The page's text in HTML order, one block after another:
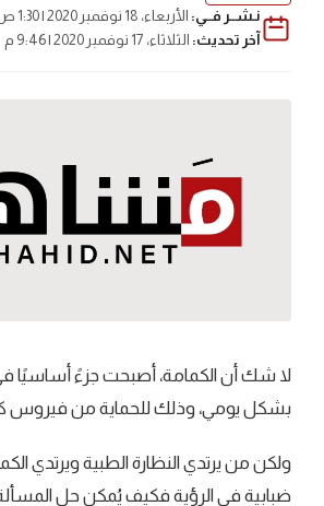
نـشــر فــي: الأربعاء، 18 نوفمبر 2020 | 1:30 ص
آخر تحديث: الثلاثاء، 17 نوفمبر 2020 | 9:46 م
لا شك أن الكمامة، أصبحت جزءً أساسيًا
بشكل يومي، وذلك للحماية من فيروس
ولكن من يرتدي النظارة الطبية ويرتدي
ضبابية في الرؤية فكيف يُمكن حل